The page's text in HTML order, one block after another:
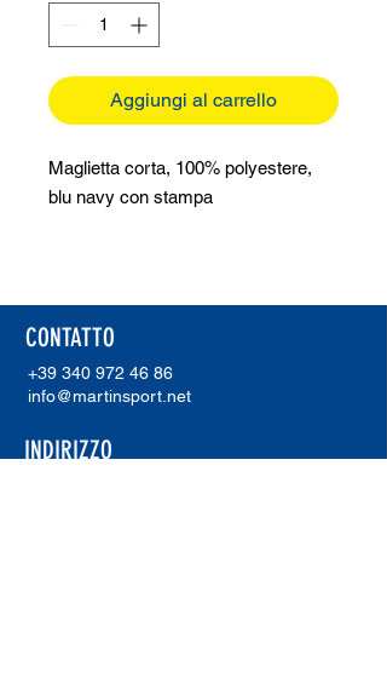
Aggiungi al carrello
Maglietta corta, 100% polyestere,
blu navy con stampa
CONTATTO
+39 340 972 46 86
info@martinsport.net
INDIRIZZO